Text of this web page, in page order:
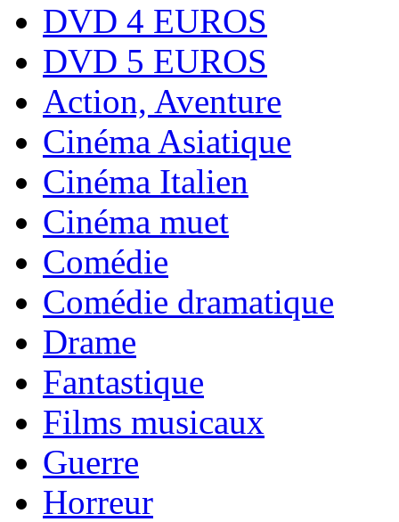
DVD 4 EUROS
DVD 5 EUROS
Action, Aventure
Cinéma Asiatique
Cinéma Italien
Cinéma muet
Comédie
Comédie dramatique
Drame
Fantastique
Films musicaux
Guerre
Horreur